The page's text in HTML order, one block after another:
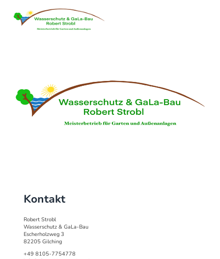
Kontakt
Robert Strobl
Wasserschutz & GaLa-Bau
Escherholzweg 3
82205 Gilching
+49 8105-7754778